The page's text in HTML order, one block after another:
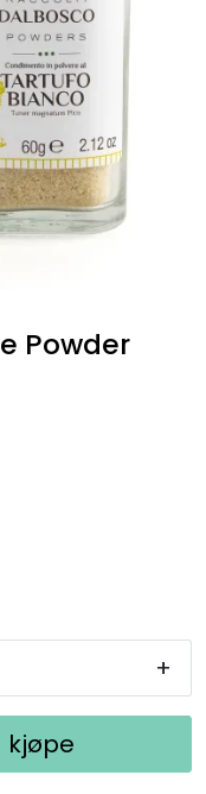
Powder
+
kjøpe